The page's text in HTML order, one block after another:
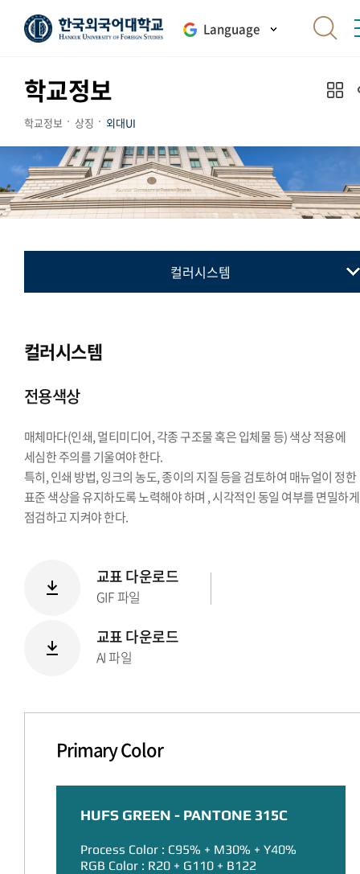
Language
학교정보
학교정보 상징 외대UI
컬러시스템
전용서체
캐릭터
컬러시스템
전용색상
매체마다(인쇄, 멀티미디어, 각종 구조물 혹은 입체물 등) 색상 적용에
세심한 주의를 기울여야 한다.
특히, 인쇄 방법, 잉크의 농도, 종이의 지질 등을 검토하여 매뉴얼이 정한
표준 색상을 유지하도록 노력해야 하며 , 시각적인 동일 여부를 면밀하게
점검하고 지켜야 한다.
교표 다운로드
GIF 파일
교표 다운로드
AI 파일
Primary Color
HUFS GREEN - PANTONE 315C
Process Color : C95% + M30% + Y40%
RGB Color : R20 + G110 + B122